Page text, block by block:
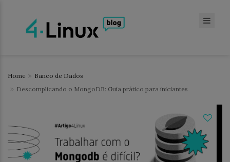
Home
Banco de Dados
Descomplicando o MongoDB: Guia prático para iniciantes